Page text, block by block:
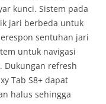
kunci. Sistem pada
jari berbeda untuk
sentuhan jari
untuk navigasi
Dukungan refresh
Tab S8+ dapat
halus sehingga